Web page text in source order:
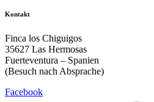
Kontakt
Finca los Chiguigos
35627 Las Hermosas
Fuerteventura – Spanien
(Besuch nach Absprache)
Facebook